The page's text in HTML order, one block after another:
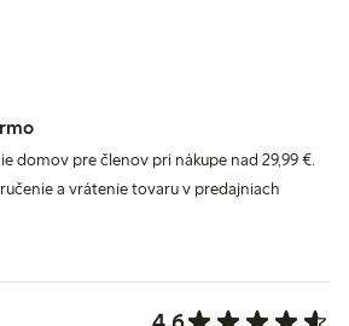
domov pre členov pri nákupe nad 29,99 €.
a vrátenie tovaru v predajniach